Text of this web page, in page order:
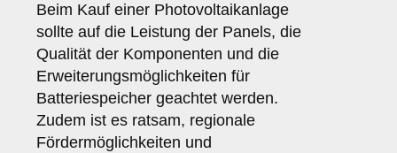
Beim Kauf einer Photovoltaikanlage
sollte auf die Leistung der Panels, die
Qualität der Komponenten und die
Erweiterungsmöglichkeiten für
Batteriespeicher geachtet werden.
Zudem ist es ratsam, regionale
Fördermöglichkeiten und